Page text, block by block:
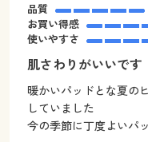
品質
お買い得感
使いやすさ
肌さわりがいいです
暖かいパッドとな夏の
していました
今の季節に丁度よいパ